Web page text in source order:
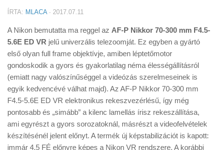
Tanácsok
Érdekességek
Helyszíni Riport
E-BB
ÍRTA: MLACA· 2017.07.11
A Nikon bemutatta ma reggel az AF-P Nikkor 70-300 mm F4.5-
5.6E ED VR jelű univerzális telezoomját. Ez egyben a gyártó
első olyan full frame objektívje, amiben léptetőmotor
gondoskodik a gyors és gyakorlatilag néma élességállításról
(emiatt nagy valószínűséggel a videózás szerelmeseinek is
egyik kedvencévé válhat majd). Az AF-P Nikkor 70-300 mm
F4.5-5.6E ED VR elektronikus rekeszvezérlésű, így még
pontosabb és „simább” a kilenc lamellás írisz rekeszállítása,
ami egyrészt a gyors sorozatoknál, másrészt a videofelvételek
készítésénél jelent előnyt. A termék új képstabilizációt is kapott:
immár 4,5 FÉ előnyre képes a Nikon VR rendszere. A korábbi